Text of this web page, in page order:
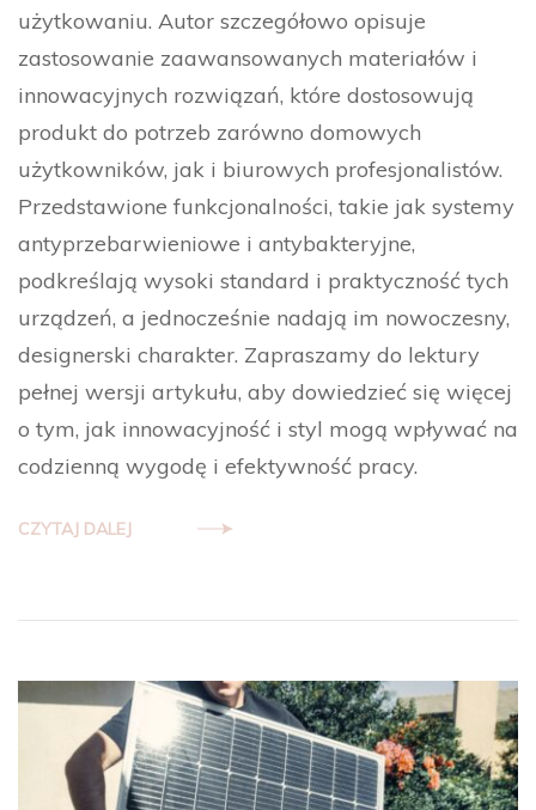
użytkowaniu. Autor szczegółowo opisuje
zastosowanie zaawansowanych materiałów i
innowacyjnych rozwiązań, które dostosowują
produkt do potrzeb zarówno domowych
użytkowników, jak i biurowych profesjonalistów.
Przedstawione funkcjonalności, takie jak systemy
antyprzebarwieniowe i antybakteryjne,
podkreślają wysoki standard i praktyczność tych
urządzeń, a jednocześnie nadają im nowoczesny,
designerski charakter. Zapraszamy do lektury
pełnej wersji artykułu, aby dowiedzieć się więcej
o tym, jak innowacyjność i styl mogą wpływać na
codzienną wygodę i efektywność pracy.
CZYTAJ DALEJ